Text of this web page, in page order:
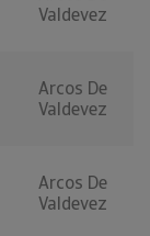
Valdevez
Arcos De
Valdevez
Arcos De
Valdevez